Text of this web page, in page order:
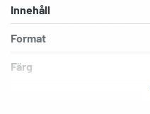
Innehåll
Format
Färg